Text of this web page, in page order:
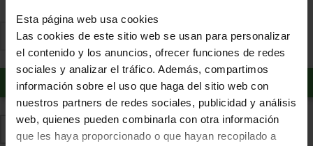
Esta página web usa cookies
Las cookies de este sitio web se usan para personalizar
el contenido y los anuncios, ofrecer funciones de redes
sociales y analizar el tráfico. Además, compartimos
información sobre el uso que haga del sitio web con
nuestros partners de redes sociales, publicidad y análisis
web, quienes pueden combinarla con otra información
que les haya proporcionado o que hayan recopilado a
Añadir al carrito
Añadir a favoritos